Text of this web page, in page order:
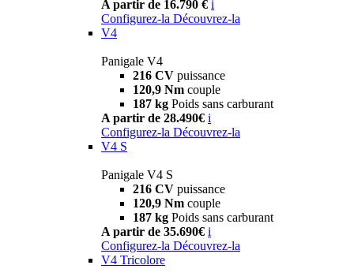
A partir de 16.790 € i
Configurez-la Découvrez-la
V4
Panigale V4
216 CV puissance
120,9 Nm couple
187 kg Poids sans carburant
A partir de 28.490€ i
Configurez-la Découvrez-la
V4 S
Panigale V4 S
216 CV puissance
120,9 Nm couple
187 kg Poids sans carburant
A partir de 35.690€ i
Configurez-la Découvrez-la
V4 Tricolore